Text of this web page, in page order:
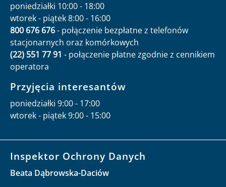
poniedziałki 10:00 - 18:00
wtorek - piątek 8:00 - 16:00
800 676 676- połączenie bezpłatne z telefonów
stacjonarnych oraz komórkowych
(22) 551 77 91 - połączenie płatne zgodnie z cennikiem
operatora
Przyjęcia interesantów
poniedziałki 9:00 - 17:00
wtorek - piątek 9:00 - 15:00
Inspektor Ochrony Danych
Beata Dąbrowska-Daciów